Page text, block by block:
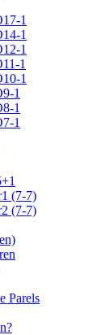
1
1
1
1
1
1
1
1
(7-7)
(7-7)
Parels